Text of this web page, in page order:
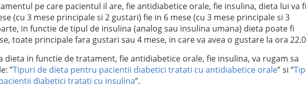
pe care pacientul il are, fie antidiabetice orale, fie insulina, dieta lui va fi
(cu 3 mese principale si 2 gustari) fie in 6 mese (cu 3 mese principale si 3
in functie de tipul de insulina (analog sau insulina umana) dieta poate fi
toate principale fara gustari sau 4 mese, in care va avea o gustare la ora
dieta in functie de tratament, fie antidiabetice orale, fie insulina, va rugam sa
”Tipuri de dieta pentru pacientii diabetici tratati cu antidiabetice orale” si “
diabetici tratati cu insulina”.